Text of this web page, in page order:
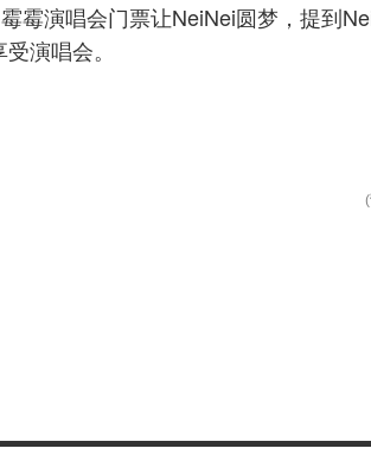
霉演唱会门票让NeiNei圆梦，提到
演唱会。
(